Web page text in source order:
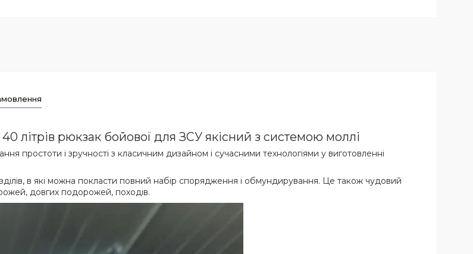
літрів рюкзак бойової для ЗСУ якісний з системою моллі
простоти і зручності з класичним дизайном і сучасними технологіями у виготовленні
в які можна покласти повний набір спорядження і обмундирування. Це також чудовий
довгих подорожей, походів.